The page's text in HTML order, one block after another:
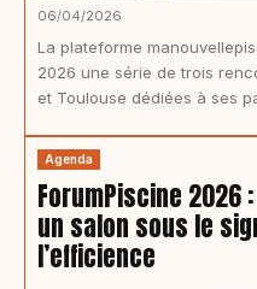
06/04/2026
La plateforme
2026 une série de trois
et Toulouse dédiées à ses
Agenda
ForumPiscine
un salon sous le
l’efficience